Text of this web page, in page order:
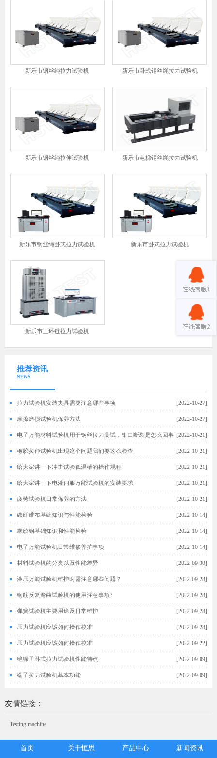
新乐市钢丝绳拉力试验机 新乐市卧式钢丝绳拉力试验机
新乐市钢丝绳拉伸试验机 新乐市电梯钢丝绳拉力试验机
新乐市钢丝绳卧式拉力试验机 新乐市卧式拉力试验机
新乐市三环链拉力试验机
推荐资讯
NEWS
[2022-10-27]
拉力试验机安装夹具需要注意哪些事项
[2022-10-27]
摩擦磨损试验机保养方法
[2022-10-21]
电子万能材料试验机用于钢丝拉力测试，钳口断裂是怎么回事
[2022-10-21]
橡胶拉伸试验机出现这个问题我们要这么检查
[2022-10-21]
给大家讲一下冲击试验低温槽的操作规程
[2022-10-21]
给大家讲一下电液伺服万能试验机的安装要求
[2022-10-21]
疲劳试验机日常保养的方法
[2022-10-14]
碳纤维布基础知识与性能检验
[2022-10-14]
螺纹钢基础知识和性能检验
[2022-10-14]
电子万能试验机日常维修养护事项
[2022-09-30]
材料试验机的分类以及性能差异
[2022-09-28]
液压万能试验机维护时需注意哪些问题？
[2022-09-28]
钢筋反复弯曲试验机的使用注意事项?
[2022-09-28]
弹簧试验机主要用途及日常维护
[2022-09-28]
压力试验机应该如何操作校准
[2022-09-22]
压力试验机应该如何操作校准
[2022-09-09]
绝缘子卧式拉力试验机性能特点
[2022-09-09]
端子拉力试验机基本功能
友情链接：
Testing machine
首页 关于恒思 产品中心 新闻资讯